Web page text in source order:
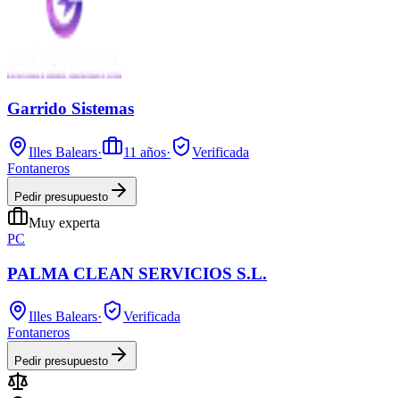
Garrido Sistemas
Illes Balears· 11 años·
Verificada
Fontaneros
Pedir presupuesto
Muy experta
PC
PALMA CLEAN SERVICIOS S.L.
Illes Balears·
Verificada
Fontaneros
Pedir presupuesto